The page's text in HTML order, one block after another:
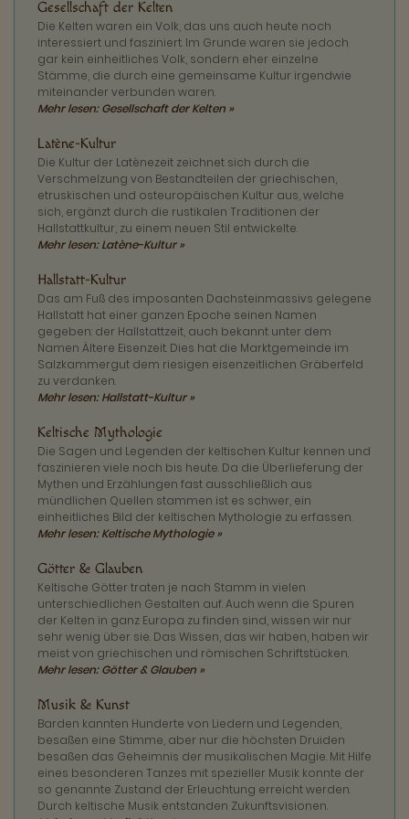
Gesellschaft der Kelten
Die Kelten waren ein Volk, das uns auch heute noch
interessiert und fasziniert. Im Grunde waren sie jedoch
gar kein einheitliches Volk, sondern eher einzelne
Stämme, die durch eine gemeinsame Kultur irgendwie
miteinander verbunden waren.
Mehr lesen: Gesellschaft der Kelten »
Latène-Kultur
Die Kultur der Latènezeit zeichnet sich durch die
Verschmelzung von Bestandteilen der griechischen,
etruskischen und osteuropäischen Kultur aus, welche
sich, ergänzt durch die rustikalen Traditionen der
Hallstattkultur, zu einem neuen Stil entwickelte.
Mehr lesen: Latène-Kultur »
Hallstatt-Kultur
Das am Fuß des imposanten Dachsteinmassivs gelegene
Hallstatt hat einer ganzen Epoche seinen Namen
gegeben: der Hallstattzeit, auch bekannt unter dem
Namen Ältere Eisenzeit. Dies hat die Marktgemeinde im
Salzkammergut dem riesigen eisenzeitlichen Gräberfeld
zu verdanken.
Mehr lesen: Hallstatt-Kultur »
Keltische Mythologie
Die Sagen und Legenden der keltischen Kultur kennen und
faszinieren viele noch bis heute. Da die Überlieferung der
Mythen und Erzählungen fast ausschließlich aus
mündlichen Quellen stammen ist es schwer, ein
einheitliches Bild der keltischen Mythologie zu erfassen.
Mehr lesen: Keltische Mythologie »
Götter & Glauben
Keltische Götter traten je nach Stamm in vielen
unterschiedlichen Gestalten auf. Auch wenn die Spuren
der Kelten in ganz Europa zu finden sind, wissen wir nur
sehr wenig über sie. Das Wissen, das wir haben, haben wir
meist von griechischen und römischen Schriftstücken.
Mehr lesen: Götter & Glauben »
Musik & Kunst
Barden kannten Hunderte von Liedern und Legenden,
besaßen eine Stimme, aber nur die höchsten Druiden
besaßen das Geheimnis der musikalischen Magie. Mit Hilfe
eines besonderen Tanzes mit spezieller Musik konnte der
so genannte Zustand der Erleuchtung erreicht werden.
Durch keltische Musik entstanden Zukunftsvisionen.